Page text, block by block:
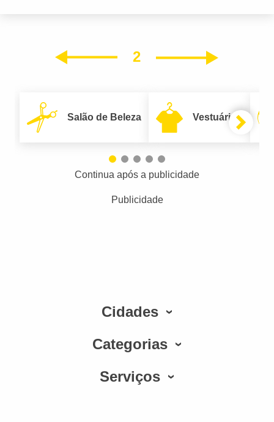
2
Salão de Beleza Vestuário
Continua após a publicidade
Publicidade
Cidades
Categorias
Serviços